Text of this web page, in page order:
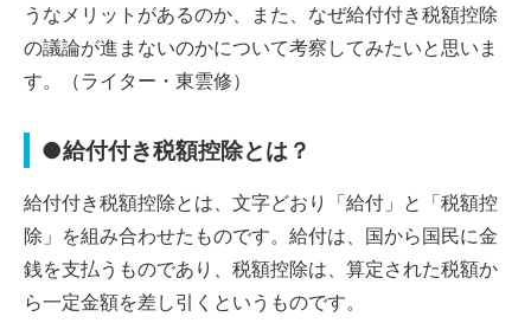
うなメリットがあるのか、また、なぜ給付付き税額控除
の議論が進まないのかについて考察してみたいと思いま
す。（ライター・東雲修）
●給付付き税額控除とは？
給付付き税額控除とは、文字どおり「給付」と「税額控
除」を組み合わせたものです。給付は、国から国民に金
銭を支払うものであり、税額控除は、算定された税額か
ら一定金額を差し引くというものです。